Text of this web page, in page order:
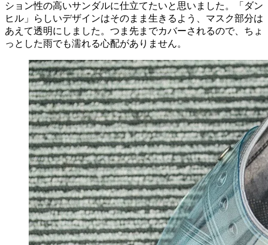
ション性の高いサンダルに仕立てたいと思いました。「ダン
ヒル」らしいデザインはそのまま生きるよう、マスク部分は
あえて透明にしました。つま先までカバーされるので、ちょ
っとした雨でも濡れる心配がありません。